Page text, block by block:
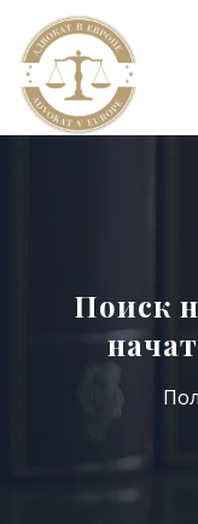
Поиск